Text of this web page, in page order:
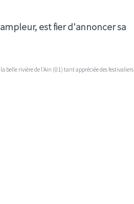
est fier d'annoncer sa
belle rivière de l'Ain (01) tant appréciée des festivaliers.